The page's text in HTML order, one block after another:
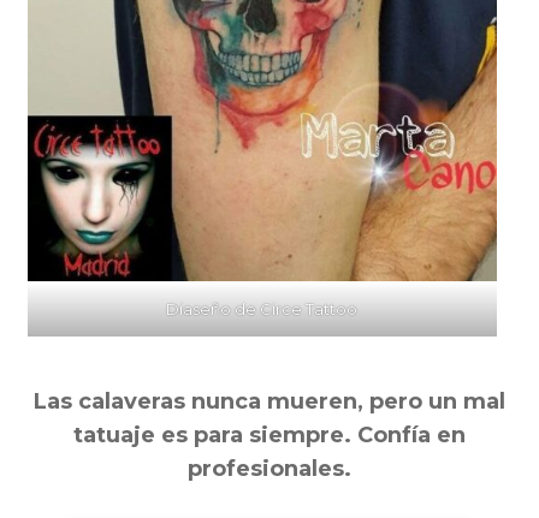
Diaseño de Circe Tattoo
Las calaveras nunca mueren, pero un mal
tatuaje es para siempre. Confía en
profesionales.